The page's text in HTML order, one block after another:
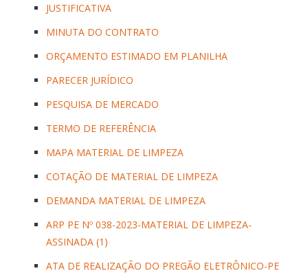
JUSTIFICATIVA
MINUTA DO CONTRATO
ORÇAMENTO ESTIMADO EM PLANILHA
PARECER JURÍDICO
PESQUISA DE MERCADO
TERMO DE REFERÊNCIA
MAPA MATERIAL DE LIMPEZA
COTAÇÃO DE MATERIAL DE LIMPEZA
DEMANDA MATERIAL DE LIMPEZA
ARP PE Nº 038-2023-MATERIAL DE LIMPEZA-
ASSINADA (1)
ATA DE REALIZAÇÃO DO PREGÃO ELETRÔNICO-PE